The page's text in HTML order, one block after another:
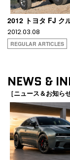
2012 トヨタ FJ ク
2012.03.08
REGULAR ARTICLES
NEWS &
［ニュース＆お知らせ